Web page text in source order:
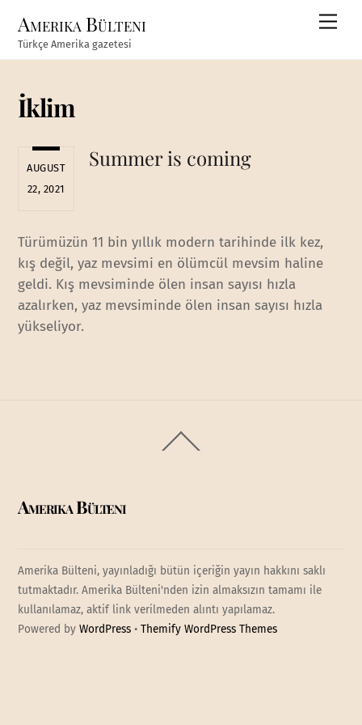
content
Amerika Bülteni
Türkçe Amerika gazetesi
İklim
AUGUST
22, 2021
Summer is coming
Türümüzün 11 bin yıllık modern tarihinde ilk kez,
kış değil, yaz mevsimi en ölümcül mevsim haline
geldi. Kış mevsiminde ölen insan sayısı hızla
azalırken, yaz mevsiminde ölen insan sayısı hızla
yükseliyor.
To
Amerika Bülteni
Amerika Bülteni, yayınladığı bütün içeriğin yayın hakkını saklı
tutmaktadır. Amerika Bülteni'nden izin almaksızın tamamı ile
kullanılamaz, aktif link verilmeden alıntı yapılamaz.
Powered byWordPress •Themify WordPress Themes